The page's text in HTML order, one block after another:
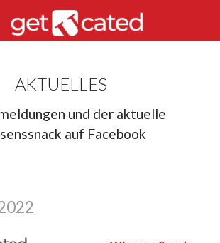
AKTUELLES
und der aktuelle
auf Facebook